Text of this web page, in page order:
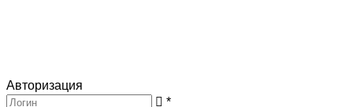
Авторизация
*